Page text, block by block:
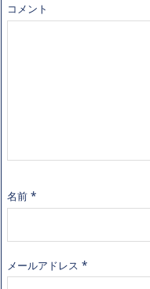
コメント
名前 *
メールアドレス *